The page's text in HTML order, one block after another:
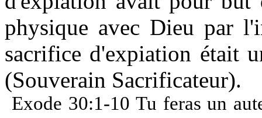
physique avec Dieu par
sacrifice d'expiation était
(Souverain Sacrificateur).
Exode 30:1-10 Tu feras un